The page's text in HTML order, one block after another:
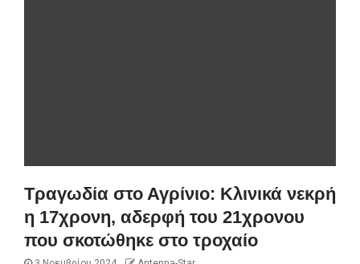
Τραγωδία στο Αγρίνιο: Κλινικά νεκρή
η 17χρονη, αδερφή του 21χρονου
που σκοτώθηκε στο τροχαίο